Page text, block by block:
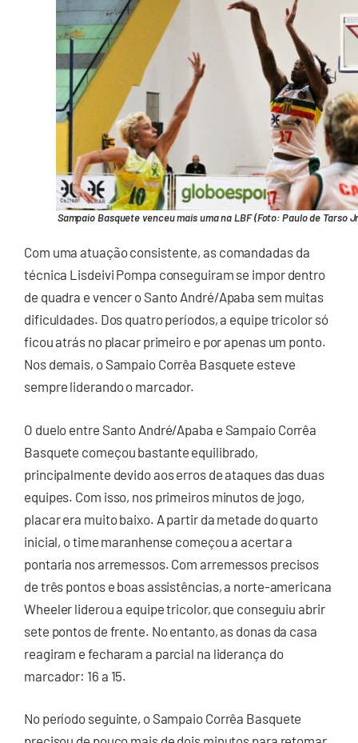
Sampaio Basquete venceu mais uma na LBF (Foto: Paulo de Tarso
Com uma atuação consistente, as comandadas da
técnica Lisdeivi Pompa conseguiram se impor dentro
de quadra e vencer o Santo André/Apaba sem muitas
dificuldades. Dos quatro períodos, a equipe tricolor só
ficou atrás no placar primeiro e por apenas um ponto.
Nos demais, o Sampaio Corrêa Basquete esteve
sempre liderando o marcador.
O duelo entre Santo André/Apaba e Sampaio Corrêa
Basquete começou bastante equilibrado,
principalmente devido aos erros de ataques das duas
equipes. Com isso, nos primeiros minutos de jogo,
placar era muito baixo. A partir da metade do quarto
inicial, o time maranhense começou a acertar a
pontaria nos arremessos. Com arremessos precisos
de três pontos e boas assistências, a norte-americana
Wheeler liderou a equipe tricolor, que conseguiu abrir
sete pontos de frente. No entanto, as donas da casa
reagiram e fecharam a parcial na liderança do
marcador: 16 a 15.
No período seguinte, o Sampaio Corrêa Basquete